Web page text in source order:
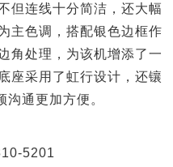
但连线十分简洁，还大幅
主色调，搭配银色边框作
角处理，为该机增添了一
座采用了虹行设计，还镶
通更加方便。
5201